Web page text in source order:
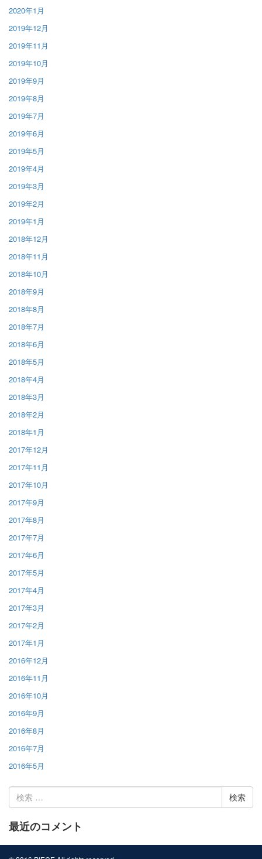
2020年1月
2019年12月
2019年11月
2019年10月
2019年9月
2019年8月
2019年7月
2019年6月
2019年5月
2019年4月
2019年3月
2019年2月
2019年1月
2018年12月
2018年11月
2018年10月
2018年9月
2018年8月
2018年7月
2018年6月
2018年5月
2018年4月
2018年3月
2018年2月
2018年1月
2017年12月
2017年11月
2017年10月
2017年9月
2017年8月
2017年7月
2017年6月
2017年5月
2017年4月
2017年3月
2017年2月
2017年1月
2016年12月
2016年11月
2016年10月
2016年9月
2016年8月
2016年7月
2016年5月
索:
最近のコメント